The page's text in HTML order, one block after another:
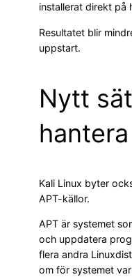
installerat direkt på
Resultatet blir
uppstart.
Nytt
Kali Linux byter
APT-källor.
APT är systemet
och uppdatera
flera andra
om för systemet